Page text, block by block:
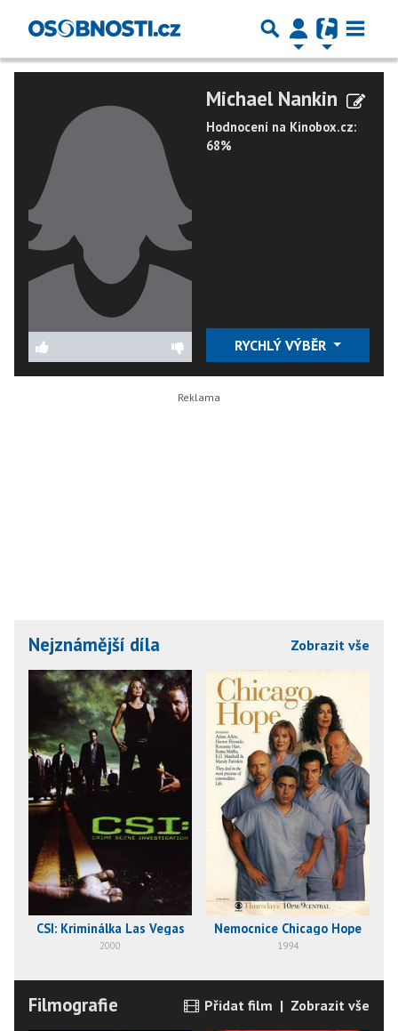
Michael Nankin
Hodnocení na Kinobox.cz:
68%
RYCHLÝ VÝBĚR
Nejznámější díla Zobrazit vše
CSI: Kriminálka Las Vegas
2000
Nemocnice Chicago Hope
1994
Filmografie Přidat film | Zobrazit vše